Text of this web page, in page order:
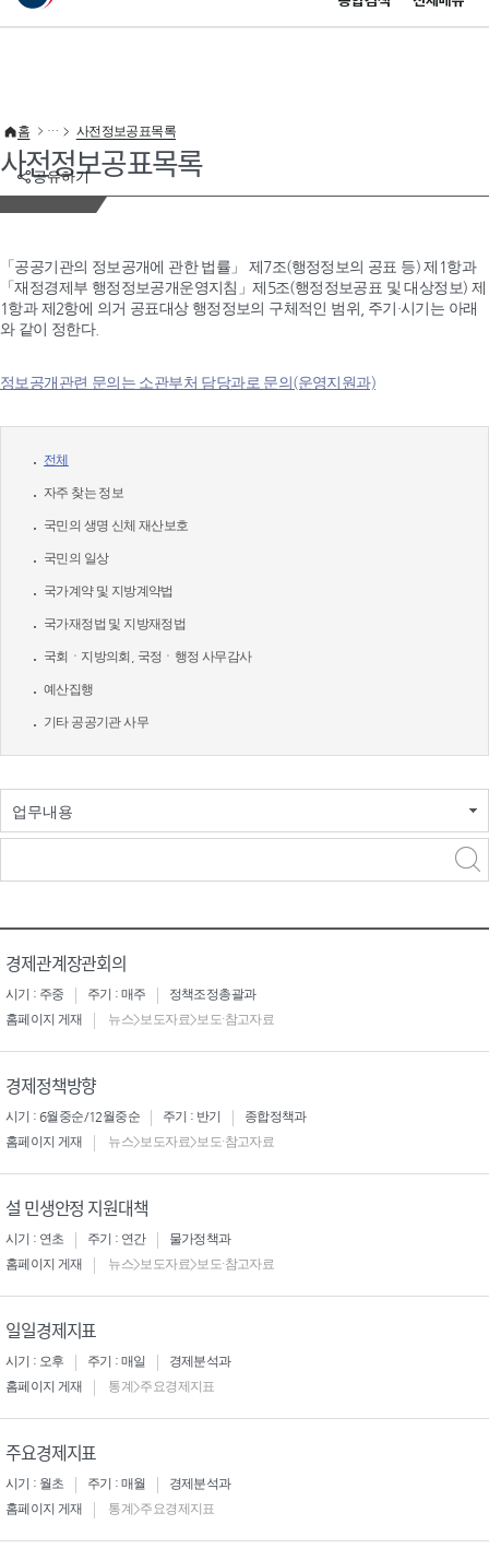
이 누리집은 대한민국 공식 전자정부 누리집입니다.
공유하기
홈 사전정보공표목록
사전정보공표목록
「공공기관의 정보공개에 관한 법률」 제7조(행정정보의 공표 등) 제1항과
「재정경제부 행정정보공개운영지침」제5조(행정정보공표 및 대상정보) 제
1항과 제2항에 의거 공표대상 행정정보의 구체적인 범위, 주기·시기는 아래
와 같이 정한다.
정보공개관련 문의는 소관부처 담당과로 문의(운영지원과)
전체
자주 찾는 정보
국민의 생명 신체 재산보호
국민의 일상
국가계약 및 지방계약법
국가재정법 및 지방재정법
국회ㆍ지방의회, 국정ㆍ행정 사무감사
예산집행
기타 공공기관 사무
업무내용
경제관계장관회의
시기 : 주중 주기 : 매주
정책조정총괄과
홈페이지 게재
뉴스>보도자료>보도·참고자료
경제정책방향
시기 : 6월중순/12월중순 주기 : 반기
종합정책과
홈페이지 게재
뉴스>보도자료>보도·참고자료
설 민생안정 지원대책
시기 : 연초 주기 : 연간
물가정책과
홈페이지 게재
뉴스>보도자료>보도·참고자료
일일경제지표
시기 : 오후 주기 : 매일
경제분석과
홈페이지 게재
통계>주요경제지표
주요경제지표
시기 : 월초 주기 : 매월
경제분석과
홈페이지 게재
통계>주요경제지표